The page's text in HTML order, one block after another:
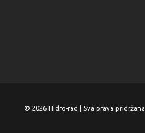
© 2026 Hidro-rad | Sva prava pridržana.